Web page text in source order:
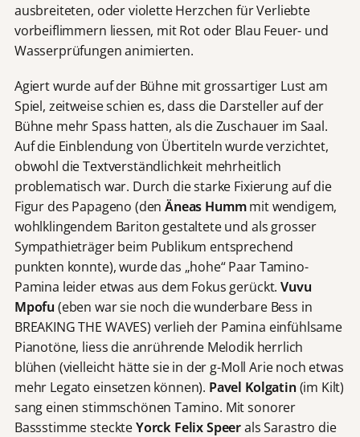
ausbreiteten, oder violette Herzchen für Verliebte
vorbeiflimmern liessen, mit Rot oder Blau Feuer- und
Wasserprüfungen animierten.
Agiert wurde auf der Bühne mit grossartiger Lust am
Spiel, zeitweise schien es, dass die Darsteller auf der
Bühne mehr Spass hatten, als die Zuschauer im Saal.
Auf die Einblendung von Übertiteln wurde verzichtet,
obwohl die Textverständlichkeit mehrheitlich
problematisch war. Durch die starke Fixierung auf die
Figur des Papageno (den Äneas Hummmit wendigem,
wohlklingendem Bariton gestaltete und als grosser
Sympathieträger beim Publikum entsprechend
punkten konnte), wurde das „hohe“ Paar Tamino-
Pamina leider etwas aus dem Fokus gerückt.Vuvu
Mpofu (eben war sie noch die wunderbare Bess in
BREAKING THE WAVES) verlieh der Pamina einfühlsame
Pianotöne, liess die anrührende Melodik herrlich
blühen (vielleicht hätte sie in der g-Moll Arie noch etwas
mehr Legato einsetzen können). Pavel Kolgatin(im Kilt)
sang einen stimmschönen Tamino. Mit sonorer
Bassstimme steckteYorck Felix Speerals Sarastro die